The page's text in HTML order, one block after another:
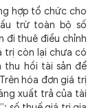
hợp tổ chức cho
trừ toàn bộ số
đi thuê điều chỉnh
trị còn lại chưa có
thu hồi tài sản để
hóa đơn giá trị
xuất trả của tài